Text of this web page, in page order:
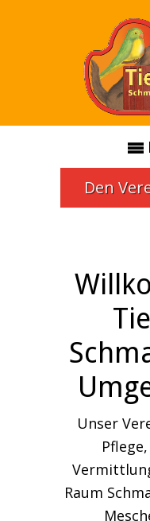
Den
Unser
Raum